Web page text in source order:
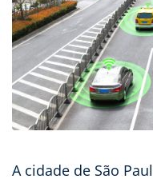
A cidade de São